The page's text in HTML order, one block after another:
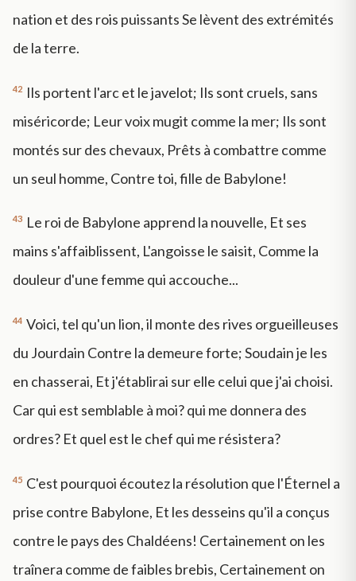
nation et des rois puissants Se lèvent des extrémités
de la terre.
42 Ils portent l'arc et le javelot; Ils sont cruels, sans
miséricorde; Leur voix mugit comme la mer; Ils sont
montés sur des chevaux, Prêts à combattre comme
un seul homme, Contre toi, fille de Babylone!
43 Le roi de Babylone apprend la nouvelle, Et ses
mains s'affaiblissent, L'angoisse le saisit, Comme la
douleur d'une femme qui accouche...
44 Voici, tel qu'un lion, il monte des rives orgueilleuses
du Jourdain Contre la demeure forte; Soudain je les
en chasserai, Et j'établirai sur elle celui que j'ai choisi.
Car qui est semblable à moi? qui me donnera des
ordres? Et quel est le chef qui me résistera?
45 C'est pourquoi écoutez la résolution que l'Éternel a
prise contre Babylone, Et les desseins qu'il a conçus
contre le pays des Chaldéens! Certainement on les
traînera comme de faibles brebis, Certainement on